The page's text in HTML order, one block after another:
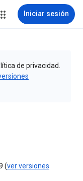
Iniciar sesión
de privacidad.
(ver versiones